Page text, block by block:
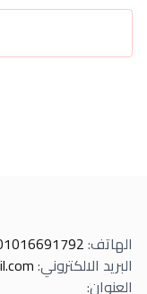
الهاتف:
البريد الالكتروني:
العنوان: